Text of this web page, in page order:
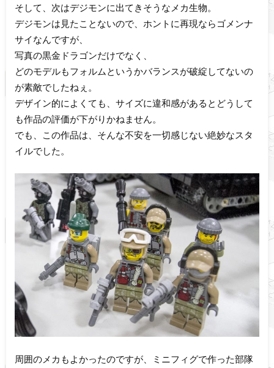
そして、次はデジモンに出てきそうなメカ生物。
デジモンは見たことないので、ホントに再現ならゴメンナ
サイなんですが、
写真の黒金ドラゴンだけでなく、
どのモデルもフォルムというかバランスが破綻してないの
が素敵でしたねぇ。
デザイン的によくても、サイズに違和感があるとどうして
も作品の評価が下がりかねません。
でも、この作品は、そんな不安を一切感じない絶妙なスタ
イルでした。
周囲のメカもよかったのですが、ミニフィグで作った部隊